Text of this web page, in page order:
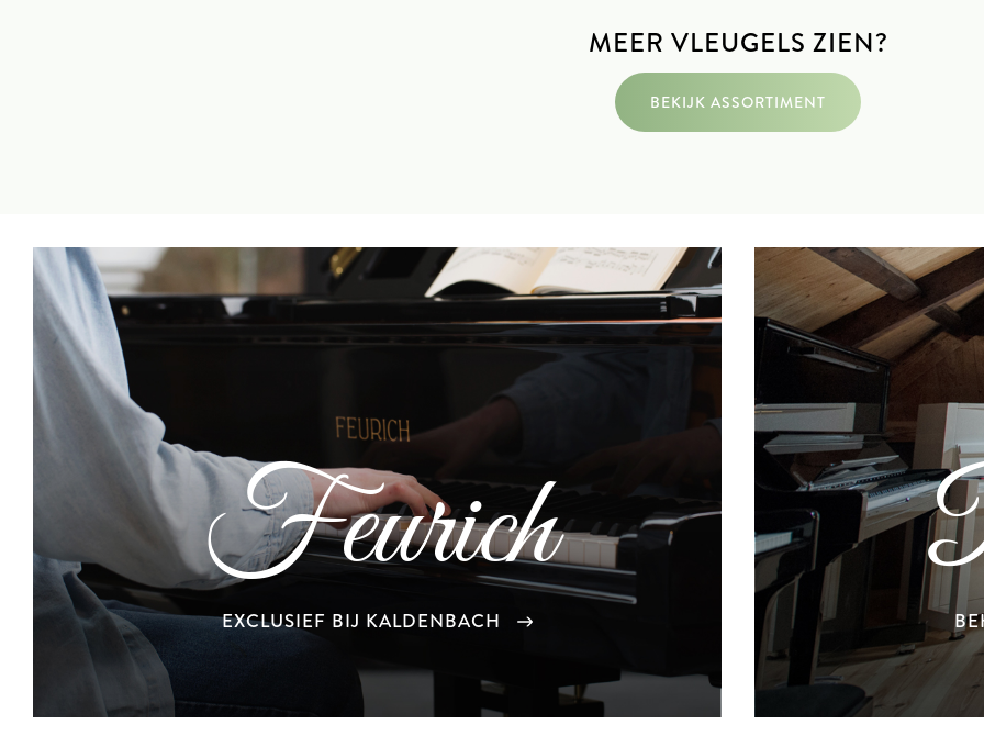
MEER VLEUGELS ZIEN?
BEKIJK ASSORTIMENT
Feurich
EXCLUSIEF BIJ KALDENBACH